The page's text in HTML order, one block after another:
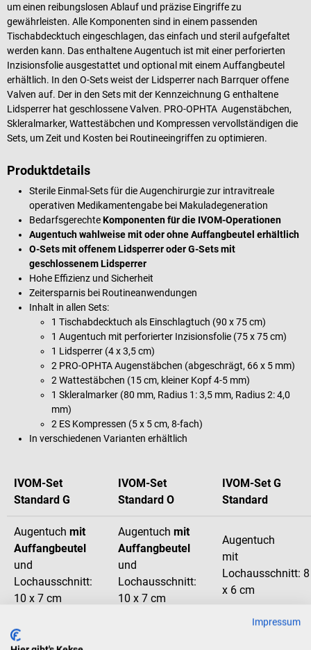
um einen reibungslosen Ablauf und präzise Eingriffe zu
gewährleisten. Alle Komponenten sind in einem passenden
Tischabdecktuch eingeschlagen, das einfach und steril aufgefaltet
werden kann. Das enthaltene Augentuch ist mit einer perforierten
Inzisionsfolie ausgestattet und optional mit einem Auffangbeutel
erhältlich. In den O-Sets weist der Lidsperrer nach Barrquer offene
Valven auf. Der in den Sets mit der Kennzeichnung G enthaltene
Lidsperrer hat geschlossene Valven. PRO-OPHTA Augenstäbchen,
Skleralmarker, Wattestäbchen und Kompressen vervollständigen die
Sets, um Zeit und Kosten bei Routineeingriffen zu optimieren.
Produktdetails
Sterile Einmal-Sets für die Augenchirurgie zur intravitreale
operativen Medikamentengabe bei Makuladegeneration
BedarfsgerechteKomponenten für die IVOM-Operationen
Augentuch wahlweise mit oder ohne Auffangbeutel erhältlich
O-Sets mit offenem Lidsperrer oder G-Sets mit
geschlossenem Lidsperrer
Hohe Effizienz und Sicherheit
Zeitersparnis bei Routineanwendungen
Inhalt in allen Sets:
1 Tischabdecktuch als Einschlagtuch (90 x 75 cm)
1 Augentuch mit perforierter Inzisionsfolie (75 x 75 cm)
1 Lidsperrer (4 x 3,5 cm)
2 PRO-OPHTA Augenstäbchen (abgeschrägt, 66 x 5 mm)
2 Wattestäbchen (15 cm, kleiner Kopf 4-5 mm)
1 Skleralmarker (80 mm, Radius 1: 3,5 mm, Radius 2: 4,0
mm)
2 ES Kompressen (5 x 5 cm, 8-fach)
In verschiedenen Varianten erhältlich
IVOM-Set
Standard G
IVOM-Set
Standard O
IVOM-Set G
Standard
Augentuch mit
Auffangbeutel
und
Lochausschnitt:
10 x 7 cm
Augentuch mit
Auffangbeutel
und
Lochausschnitt:
10 x 7 cm
Augentuch
mit
Lochausschnitt: 8
x 6 cm
Lidsperrer
geschlossen
Lidsperrer
Impressum